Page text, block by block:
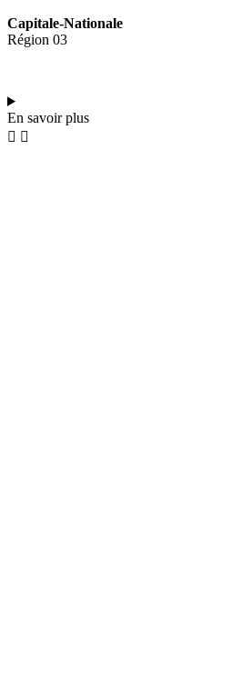
Capitale-Nationale
Région 03
En savoir plus